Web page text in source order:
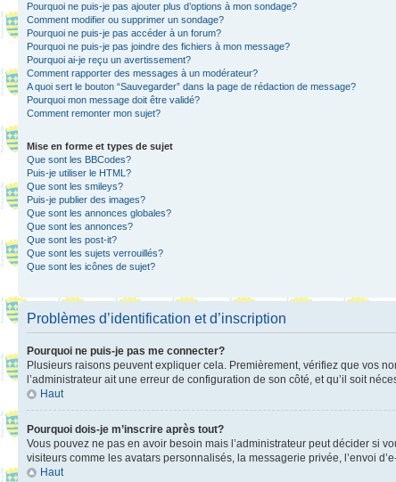
Pourquoi ne puis-je pas ajouter plus d’options à mon sondage?
Comment modifier ou supprimer un sondage?
Pourquoi ne puis-je pas accéder à un forum?
Pourquoi ne puis-je pas joindre des fichiers à mon message?
Pourquoi ai-je reçu un avertissement?
Comment rapporter des messages à un modérateur?
A quoi sert le bouton “Sauvegarder” dans la page de rédaction de message?
Pourquoi mon message doit être validé?
Comment remonter mon sujet?
Mise en forme et types de sujet
Que sont les BBCodes?
Puis-je utiliser le HTML?
Que sont les smileys?
Puis-je publier des images?
Que sont les annonces globales?
Que sont les annonces?
Que sont les post-it?
Que sont les sujets verrouillés?
Que sont les icônes de sujet?
Problèmes d’identification et d’inscription
Pourquoi ne puis-je pas me connecter?
Plusieurs raisons peuvent expliquer cela. Premièrement, vérifiez que vos
l’administrateur ait une erreur de configuration de son côté, et qu’il soit
Haut
Pourquoi dois-je m’inscrire après tout?
Vous pouvez ne pas en avoir besoin mais l’administrateur peut décider si
visiteurs comme les avatars personnalisés, la messagerie privée, l’envoi
Haut